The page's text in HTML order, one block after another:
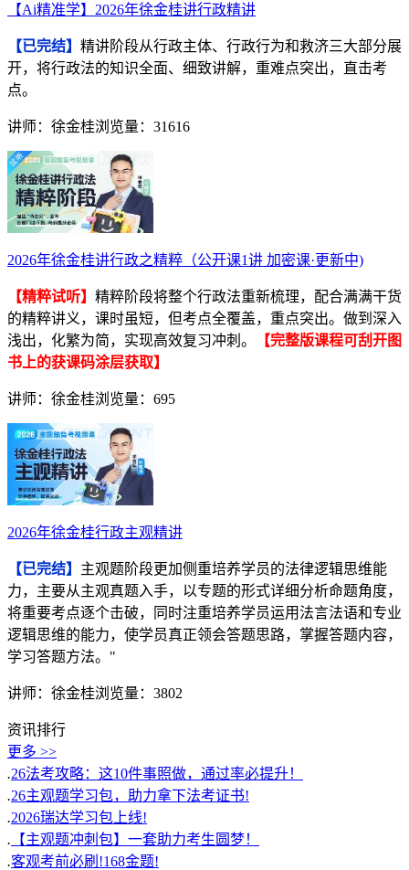
【Ai精准学】2026年徐金桂讲行政精讲
【已完结】 精讲阶段从行政主体、行政行为和救济三大部分展
开，将行政法的知识全面、细致讲解，重难点突出，直击考
点。
讲师：徐金桂浏览量：31616
2026年徐金桂讲行政之精粹（公开课1讲 加密课·更新中)
【精粹试听】 精粹阶段将整个行政法重新梳理，配合满满干货
的精粹讲义，课时虽短，但考点全覆盖，重点突出。做到深入
浅出，化繁为简，实现高效复习冲刺。
【完整版课程可刮开图
书上的获课码涂层获取】
讲师：徐金桂浏览量：695
2026年徐金桂行政主观精讲
【已完结】 主观题阶段更加侧重培养学员的法律逻辑思维能
力，主要从主观真题入手，以专题的形式详细分析命题角度，
将重要考点逐个击破，同时注重培养学员运用法言法语和专业
逻辑思维的能力，使学员真正领会答题思路，掌握答题内容，
学习答题方法。"
讲师：徐金桂浏览量：3802
资讯排行
更多 >>
.26法考攻略：这10件事照做，通过率必提升！
.26主观题学习包，助力拿下法考证书!
.2026瑞达学习包上线!
. 【主观题冲刺包】一套助力考生圆梦！
.客观考前必刷!168金题!